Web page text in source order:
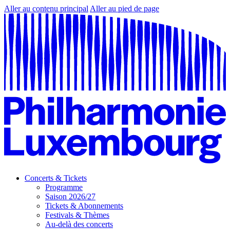
Aller au contenu principal Aller au pied de page
Concerts & Tickets
Programme
Saison 2026/27
Tickets & Abonnements
Festivals & Thèmes
Au-delà des concerts